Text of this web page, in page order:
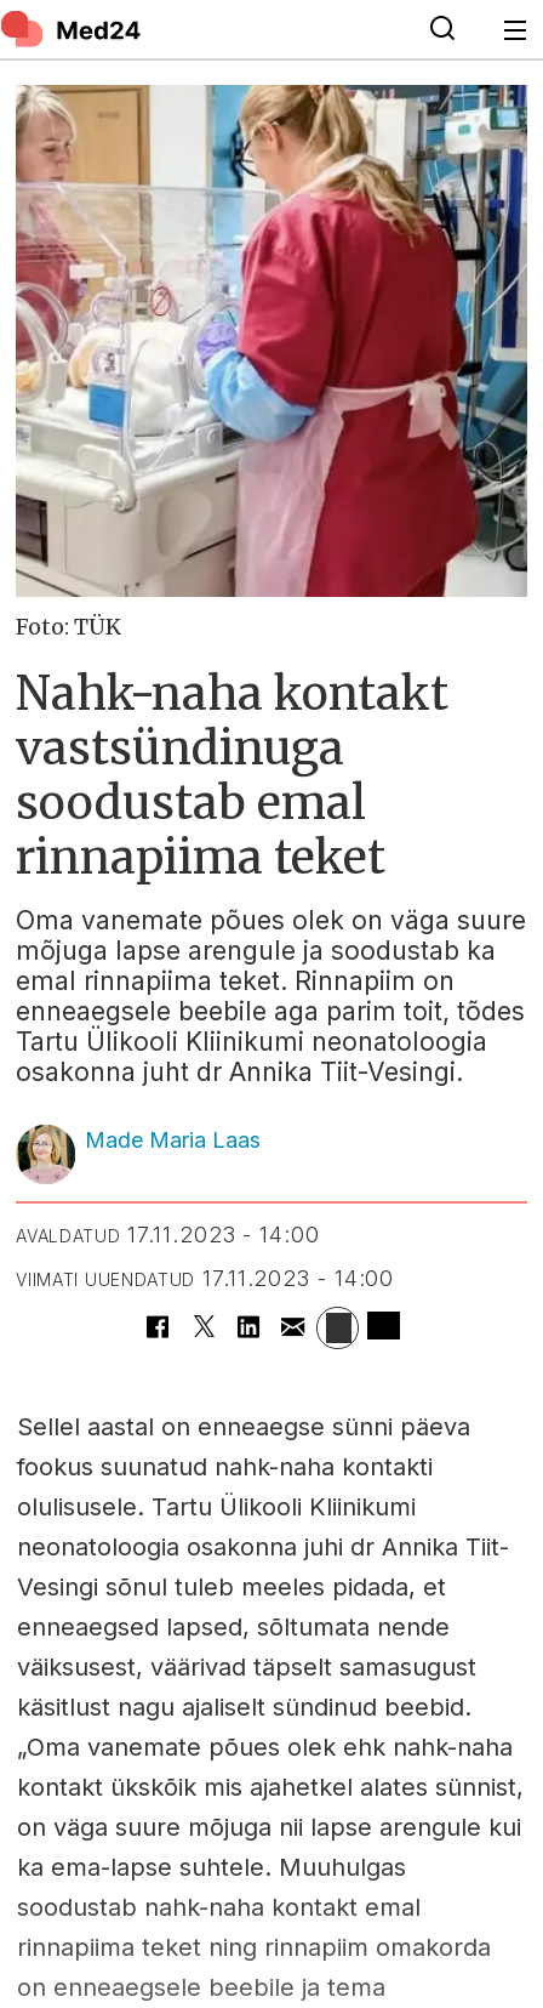
Foto: TÜK
Nahk-naha kontakt
vastsündinuga
soodustab emal
rinnapiima teket
Oma vanemate põues olek on väga suure
mõjuga lapse arengule ja soodustab ka
emal rinnapiima teket. Rinnapiim on
enneaegsele beebile aga parim toit, tõdes
Tartu Ülikooli Kliinikumi neonatoloogia
osakonna juht dr Annika Tiit-Vesingi.
Made Maria Laas
AVALDATUD 17.11.2023 - 14:00
VIIMATI UUENDATUD 17.11.2023 - 14:00
Sellel aastal on enneaegse sünni päeva
fookus suunatud nahk-naha kontakti
olulisusele. Tartu Ülikooli Kliinikumi
neonatoloogia osakonna juhi dr Annika Tiit-
Vesingi sõnul tuleb meeles pidada, et
enneaegsed lapsed, sõltumata nende
väiksusest, väärivad täpselt samasugust
käsitlust nagu ajaliselt sündinud beebid.
„Oma vanemate põues olek ehk nahk-naha
kontakt ükskõik mis ajahetkel alates sünnist,
on väga suure mõjuga nii lapse arengule kui
ka ema-lapse suhtele. Muuhulgas
soodustab nahk-naha kontakt emal
rinnapiima teket ning rinnapiim omakorda
on enneaegsele beebile ja tema